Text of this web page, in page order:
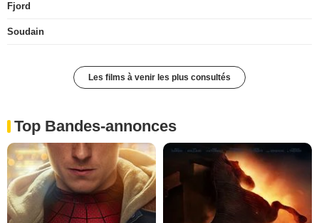
Fjord
Soudain
Les films à venir les plus consultés
Top Bandes-annonces